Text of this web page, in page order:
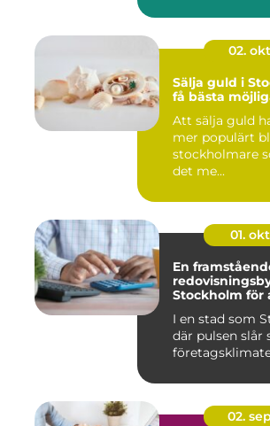
02. okt
Sälja guld i
få bästa
Att sälja guld
mer populärt
stockholmare
det me...
01. okt
En
Stockholm för
I en stad som
där pulsen slår
02. sep